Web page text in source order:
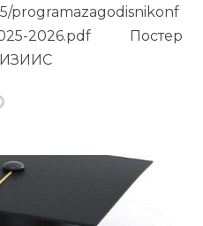
programazagodisnikonf
2026.pdf Постер
ИЗИИС
Pinterest